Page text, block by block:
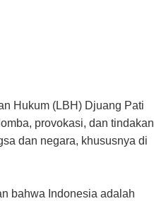
Hukum (LBH) Djuang Pati
provokasi, dan tindakan
dan negara, khususnya di
bahwa Indonesia adalah